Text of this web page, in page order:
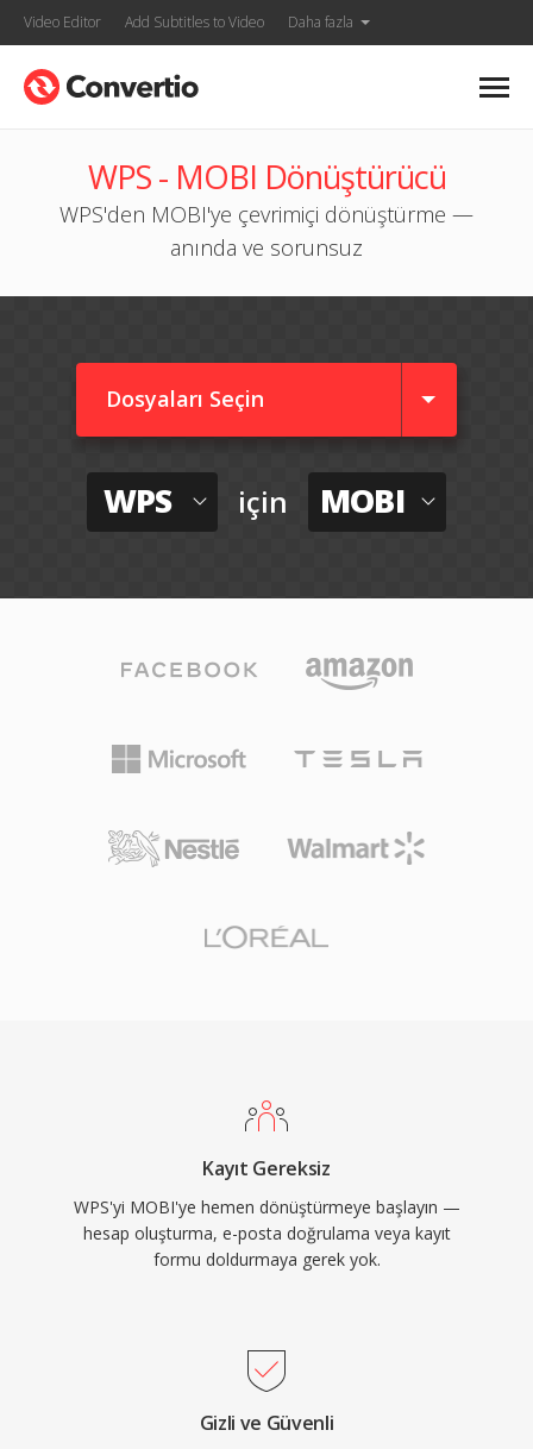
Video Editor Add Subtitles to Video Daha fazla
WPS - MOBI Dönüştürücü
WPS'den MOBI'ye çevrimiçi dönüştürme —
anında ve sorunsuz
Dosyaları Seçin
WPS için MOBI
Kayıt Gereksiz
WPS'yi MOBI'ye hemen dönüştürmeye başlayın —
hesap oluşturma, e-posta doğrulama veya kayıt
formu doldurmaya gerek yok.
Gizli ve Güvenli